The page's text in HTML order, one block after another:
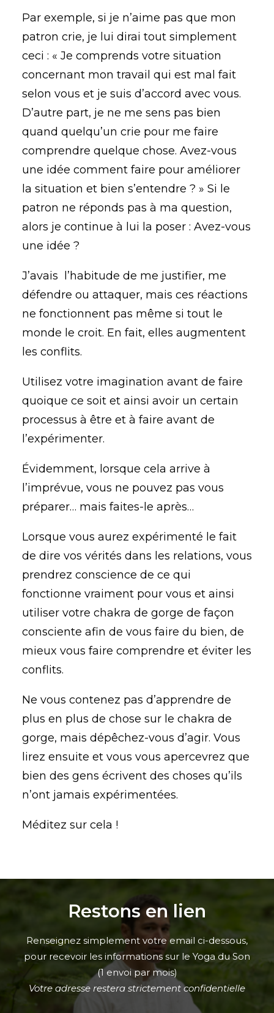
Par exemple, si je n’aime pas que mon
patron crie, je lui dirai tout simplement
ceci : « Je comprends votre situation
concernant mon travail qui est mal fait
selon vous et je suis d’accord avec vous.
D’autre part, je ne me sens pas bien
quand quelqu’un crie pour me faire
comprendre quelque chose. Avez-vous
une idée comment faire pour améliorer
la situation et bien s’entendre ? » Si le
patron ne réponds pas à ma question,
alors je continue à lui la poser : Avez-vous
une idée ?
J’avais l’habitude de me justifier, me
défendre ou attaquer, mais ces réactions
ne fonctionnent pas même si tout le
monde le croit. En fait, elles augmentent
les conflits.
Utilisez votre imagination avant de faire
quoique ce soit et ainsi avoir un certain
processus à être et à faire avant de
l’expérimenter.
Évidemment, lorsque cela arrive à
l’imprévue, vous ne pouvez pas vous
préparer… mais faites-le après…
Lorsque vous aurez expérimenté le fait
de dire vos vérités dans les relations, vous
prendrez conscience de ce qui
fonctionne vraiment pour vous et ainsi
utiliser votre chakra de gorge de façon
consciente afin de vous faire du bien, de
mieux vous faire comprendre et éviter les
conflits.
Ne vous contenez pas d’apprendre de
plus en plus de chose sur le chakra de
gorge, mais dépêchez-vous d’agir. Vous
lirez ensuite et vous vous apercevrez que
bien des gens écrivent des choses qu’ils
n’ont jamais expérimentées.
Méditez sur cela !
Restons en lien
Renseignez simplement votre email ci-dessous,
pour recevoir les informations sur le Yoga du Son
(1 envoi par mois)
Votre adresse restera strictement confidentielle